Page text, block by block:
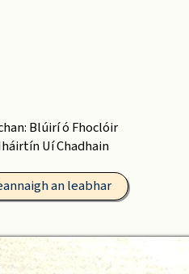
Blúirí ó Fhoclóir
Uí Chadhain
an leabhar